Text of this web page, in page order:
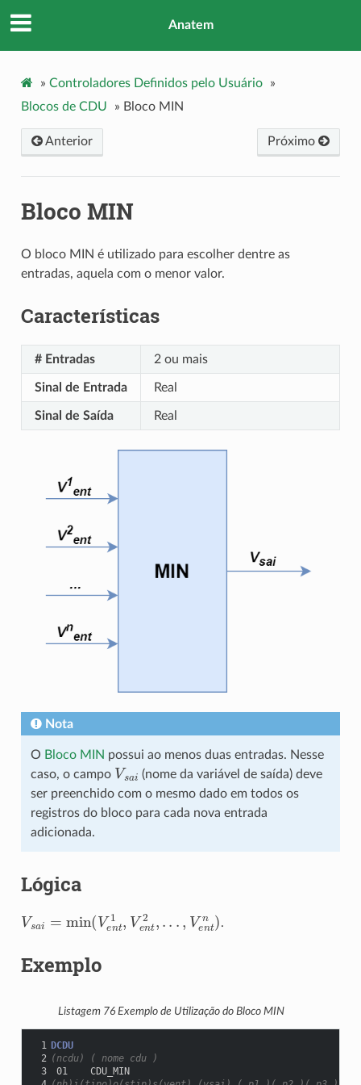
Anatem
» Controladores Definidos pelo Usuário
»
Blocos de CDU
» Bloco MIN
Próximo
Anterior
Bloco MIN
O bloco MIN é utilizado para escolher dentre as
entradas, aquela com o menor valor.
Características
# Entradas 2 ou mais
Sinal de Entrada Real
Sinal de Saída Real
Nota
O Bloco MIN possui ao menos duas entradas. Nesse
caso, o campo Vs
(nome da variável de saída) deve
ser preenchido com o mesmo dado em todos os
registros do bloco para cada nova entrada
adicionada.
Lógica
Vs min Vent Ve Ven t .
Exemplo
Listagem 76 Exemplo de Utilização do Bloco MIN
1 DCDU
2 (ncdu) ( nome cdu )
3
01    CDU_MIN